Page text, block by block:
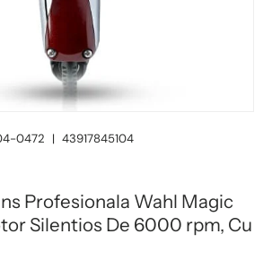
0472 | 43917845104
Profesionala Wahl Magic
Silentios De 6000 rpm, Cu